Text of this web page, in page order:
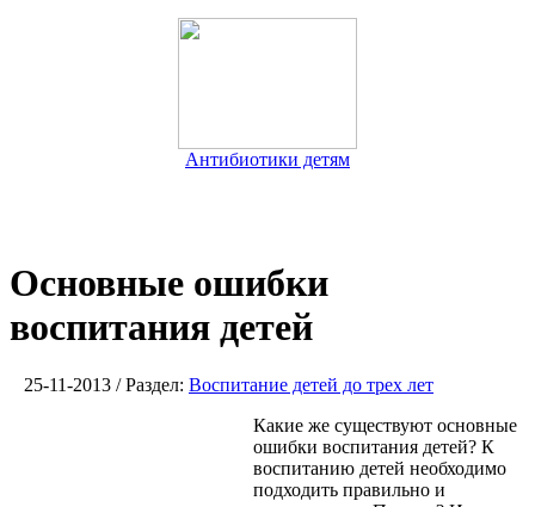
Антибиотики детям
Основные ошибки
воспитания детей
25-11-2013 / Раздел: Воспитание детей до трех лет
Какие же существуют основные
ошибки воспитания детей? К
воспитанию детей необходимо
подходить правильно и